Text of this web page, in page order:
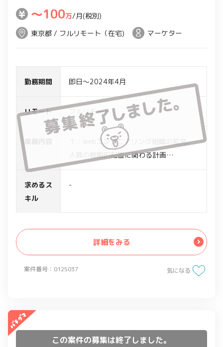
案件番号：0125037
〜100万/月(税別)
東京都 / フルリモート（在宅)
マーケター
勤務期間 即日～2024年4月
リモート フルリモート
１：webエンジニアリング組織の拡充、
人員の戦略的配置に関わる計画
２：IT専門職(社員/業務委託)の採用スキ
求めるス
キル
-
詳細をみる
気になる
この案件の募集は終了しました。